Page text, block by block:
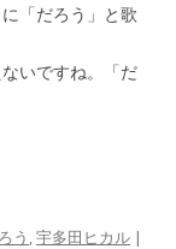
「だろう」と歌
いですね。「だ
う ,宇多田ヒカル |